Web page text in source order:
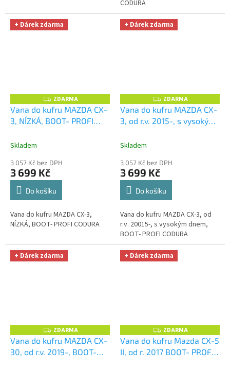
CODURA
+ Dárek zdarma
Z
D
A
R
ZDARMA
Vana do kufru MAZDA CX-
3, NÍZKÁ, BOOT- PROFI
utěrka z mikrovlákna
zdarma v hodnotě 299,-Kč
Skladem
3 057 Kč bez DPH
3 699 Kč
Do košíku
Vana do kufru MAZDA CX-3,
NÍZKÁ, BOOT- PROFI CODURA
+ Dárek zdarma
Z
D
A
R
ZDARMA
Vana do kufru MAZDA CX-
3, od r.v. 2015-, s vysokým
CODURA
velká Smart Microfiber
zdarma v hodnotě 299,-Kč
Skladem
3 057 Kč bez DPH
3 699 Kč
Do košíku
Vana do kufru MAZDA CX-3, od
r.v. 20015-, s vysokým dnem,
BOOT- PROFI CODURA
+ Dárek zdarma
Z
D
A
R
ZDARMA
Vana do kufru MAZDA CX-
30, od r.v. 2019-, BOOT-
+ Dárek zdarma
Z
D
A
R
ZDARMA
Vana do kufru Mazda CX-5
II, od r. 2017 BOOT- PROFI